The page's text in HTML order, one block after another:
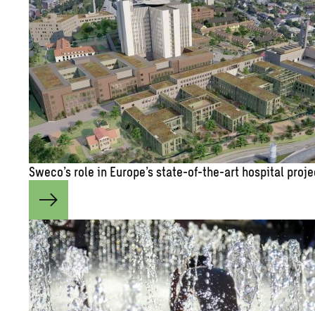
Sweco’s role in Eu­rope’s state-of-the-art hos­pi­tal